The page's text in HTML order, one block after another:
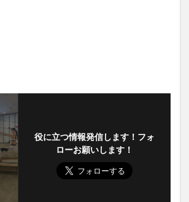
役に立つ情報発信します！フォ
ローお願いします！